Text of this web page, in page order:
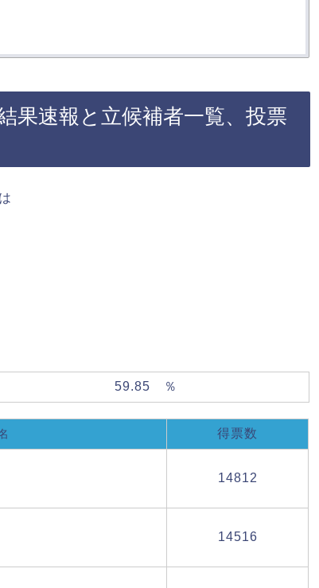
果速報と立候補者一覧、投票
59.85 ％
得票数
14812
14516